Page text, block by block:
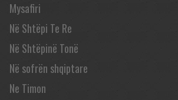
Mysafiri
Në Shtëpi Te Re
Në Shtëpinë Tonë
Në sofrën shqiptare
Ne Timon